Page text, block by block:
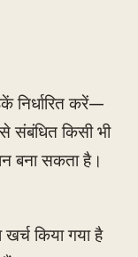
निर्धारित करें—
संबंधित किसी भी
बना सकता है।
किया गया है